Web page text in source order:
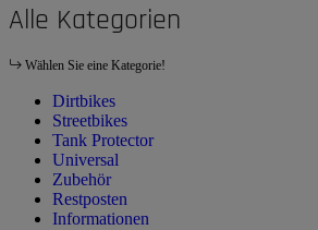
Alle Kategorien
Wählen Sie eine Kategorie!
Dirtbikes
Streetbikes
Tank Protector
Universal
Zubehör
Restposten
Informationen